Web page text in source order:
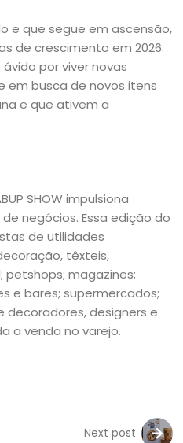
e que segue em ascensão,
de crescimento em 2026.
por viver novas
em busca de novos itens
e que ativem a
SHOW impulsiona
negócios. Essa edição do
de utilidades
têxteis,
petshops; magazines;
e bares; supermercados;
decoradores, designers e
a venda no varejo.
Next post